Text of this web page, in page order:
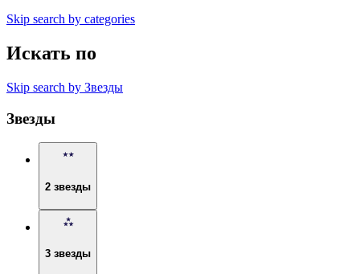
Skip search by categories
Искать по
Skip search by Звезды
Звезды
2 звезды
3 звезды